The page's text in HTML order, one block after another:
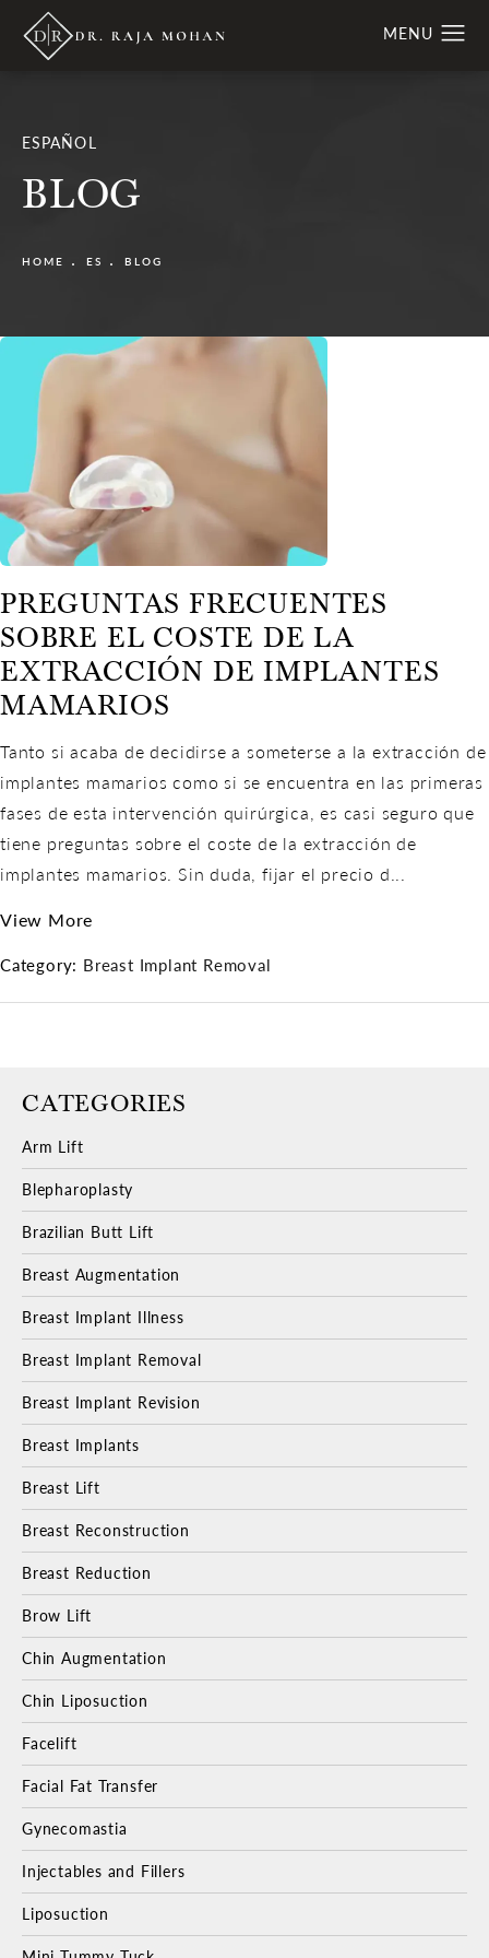
ESPAÑOL
BLOG
HOME ES BLOG
CATEGORIES
Arm Lift
Blepharoplasty
Brazilian Butt Lift
Breast Augmentation
Breast Implant Illness
Breast Implant Removal
Breast Implant Revision
Breast Implants
Breast Lift
Breast Reconstruction
Breast Reduction
Brow Lift
Chin Augmentation
Chin Liposuction
Facelift
Facial Fat Transfer
Gynecomastia
Injectables and Fillers
Liposuction
PREGUNTAS FRECUENTES
SOBRE EL COSTE DE LA
EXTRACCIÓN DE IMPLANTES
MAMARIOS
Tanto si acaba de decidirse a someterse a la extracción de
implantes mamarios como si se encuentra en las primeras
fases de esta intervención quirúrgica, es casi seguro que
tiene preguntas sobre el coste de la extracción de
implantes mamarios. Sin duda, fijar el precio d...
View More
Category: Breast Implant Removal